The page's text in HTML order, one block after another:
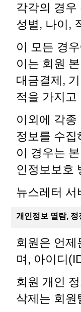
각각의 경
성별, 나이,
이 모든 경
이는 회원
대금결제,
적을 가지고
이외에 각
정보를 수집
이 경우는
인정보보호
뉴스레터 서
개인정보 열람, 정
회원은 언
며, 아이디
회원 개인
삭제는 회원